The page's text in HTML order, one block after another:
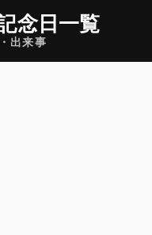
念日一覧
出来事